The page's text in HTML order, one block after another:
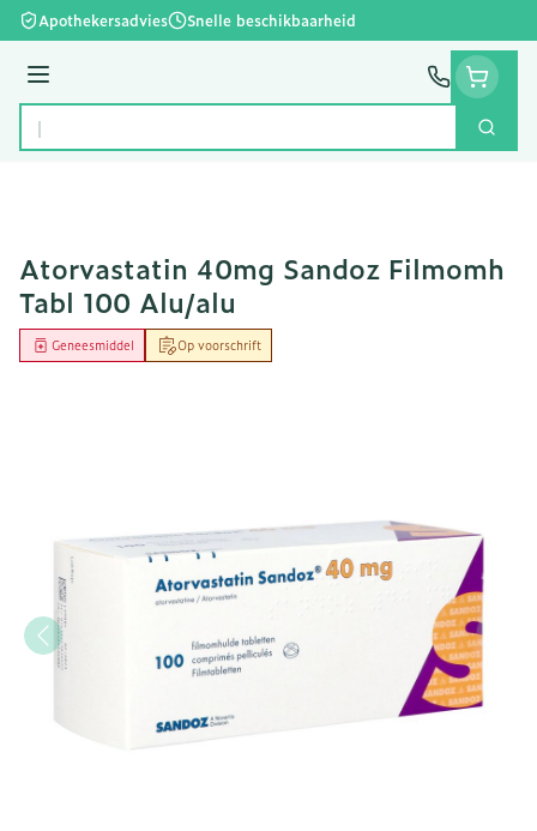
Ga naar de inhoud
Apothekersadvies Snelle beschikbaarheid
Menu
Product, merk, categorie...
Zoek
Atorvastatin 40mg Sandoz Filmomh
Tabl 100 Alu/alu
Op voorschrift
Geneesmiddel